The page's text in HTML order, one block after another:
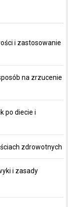
i zastosowanie
na zrzucenie
po diecie i
zdrowotnych
i zasady